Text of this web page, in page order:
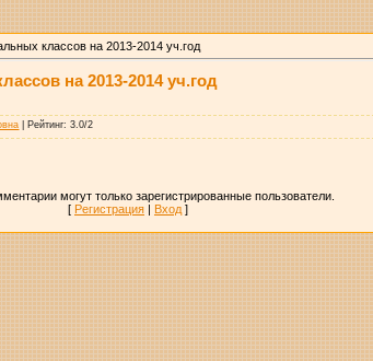
классов на 2013-2014 уч.год
на 2013-2014 уч.год
Рейтинг:3.0/2
могут только зарегистрированные пользователи.
[ Регистрация| Вход]